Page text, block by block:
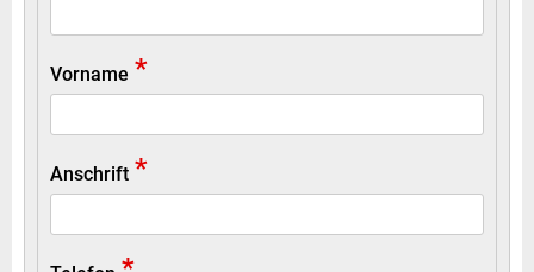
Vorname *
Anschrift *